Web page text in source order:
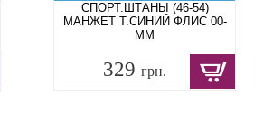
СПОРТ.ШТАНЫ (46-54)
МАНЖЕТ Т.СИНИЙ ФЛИС 00-
ММ
329 грн.